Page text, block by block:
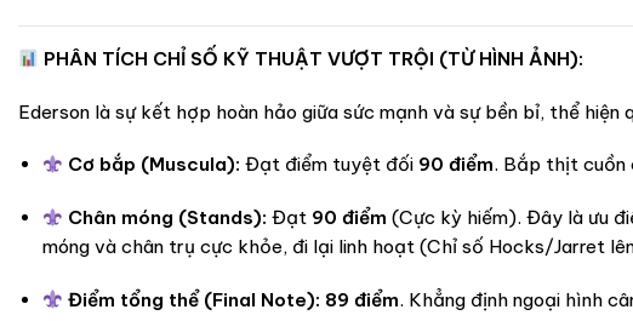
PHÂN TÍCH CHỈ SỐ KỸ THUẬT VƯỢT TRỘI (TỪ HÌNH ẢNH):
Ederson là sự kết hợp hoàn hảo giữa sức mạnh và sự bền bỉ, thể hiện
Cơ bắp (Muscula): Đạt điểm tuyệt đối 90 điểm. Bắp thịt cuồn
Chân móng (Stands): Đạt 90 điểm (Cực kỳ hiếm). Đây là ưu
móng và chân trụ cực khỏe, đi lại linh hoạt (Chỉ số Hocks/Jarret
Điểm tổng thể (Final Note): 89 điểm. Khẳng định ngoại hình